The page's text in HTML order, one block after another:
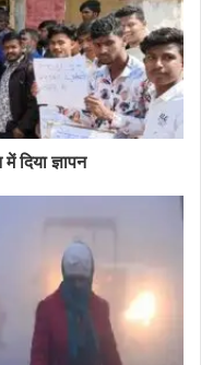
दिया ज्ञापन